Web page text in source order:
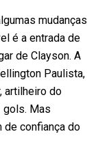
mudanças
é a entrada de
de Clayson. A
Paulista,
artilheiro do
gols. Mas
de confiança do